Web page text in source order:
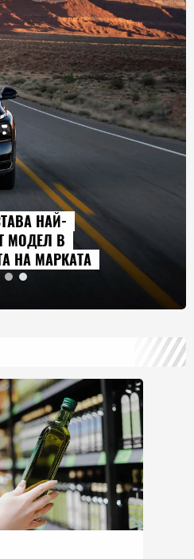
НАЙ-
МОДЕЛ В
НА МАРКАТА